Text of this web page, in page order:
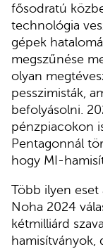
fősodratú
technológia
gépek
megszűnése
olyan
pesszimisták,
befolyásolni.
pénzpiacokon
Pentagonnál
hogy MI-
Több ilyen
Noha 2024
kétmilliárd
hamisítványok,